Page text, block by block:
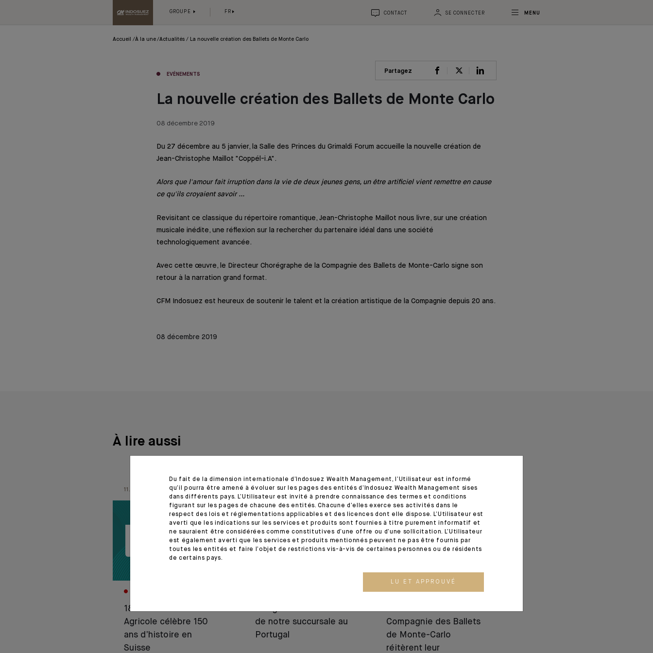
GROUPE FR CONTACT SE CONNECTER MENU
Accueil À la une Actualités La nouvelle création des Ballets de Monte Carlo
EVÉNEMENTS Partagez
La nouvelle création des Ballets de Monte Carlo
08 décembre 2019
Du 27 décembre au 5 janvier, la Salle des Princes du Grimaldi Forum accueille la nouvelle création de
Jean-Christophe Maillot "Coppél-i.A".
Alors que l'amour fait irruption dans la vie de deux jeunes gens, un être artificiel vient remettre en cause
ce qu'ils croyaient savoir ...
Revisitant ce classique du répertoire romantique, Jean-Christophe Maillot nous livre, sur une création
musicale inédite, une réflexion sur la rechercher du partenaire idéal dans une société
technologiquement avancée.
Avec cette œuvre, le Directeur Chorégraphe de la Compagnie des Ballets de Monte-Carlo signe son
retour à la narration grand format.
CFM Indosuez est heureux de soutenir le talent et la création artistique de la Compagnie depuis 20 ans.
08 décembre 2019
À lire aussi
11.06.26
1876–2026 : Crédit
Agricole célèbre 150
ans d’histoire en
Suisse
03.07.24
de notre succursale au
Portugal
13.02.24
EVÉNEMENTS
Compagnie des Ballets
de Monte-Carlo
réitèrent leur
Du fait de la dimension internationale d’Indosuez Wealth Management, l’Utilisateur est informé
qu’il pourra être amené à évoluer sur les pages des entités d’Indosuez Wealth Management sises
dans différents pays. L’Utilisateur est invité à prendre connaissance des termes et conditions
figurant sur les pages de chacune des entités. Chacune d’elles exerce ses activités dans le
respect des lois et réglementations applicables et des licences dont elle dispose. L’Utilisateur est
averti que les indications sur les services et produits sont fournies à titre purement informatif et
ne sauraient être considérées comme constitutives d’une offre ou d’une sollicitation. L’Utilisateur
est également averti que les services et produits mentionnés peuvent ne pas être fournis par
toutes les entités et faire l’objet de restrictions vis-à-vis de certaines personnes ou de résidents
de certains pays.
LU ET APPROUVÉ